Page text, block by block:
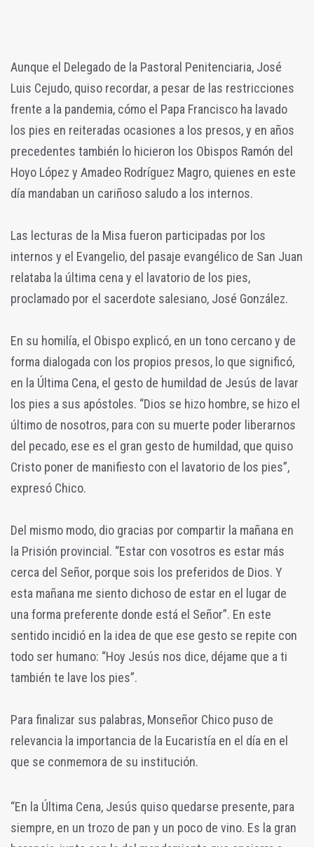
Aunque el Delegado de la Pastoral Penitenciaria, José
Luis Cejudo, quiso recordar, a pesar de las restricciones
frente a la pandemia, cómo el Papa Francisco ha lavado
los pies en reiteradas ocasiones a los presos, y en años
precedentes también lo hicieron los Obispos Ramón del
Hoyo López y Amadeo Rodríguez Magro, quienes en este
día mandaban un cariñoso saludo a los internos.
Las lecturas de la Misa fueron participadas por los
internos y el Evangelio, del pasaje evangélico de San Juan
relataba la última cena y el lavatorio de los pies,
proclamado por el sacerdote salesiano, José González.
En su homilía, el Obispo explicó, en un tono cercano y de
forma dialogada con los propios presos, lo que significó,
en la Última Cena, el gesto de humildad de Jesús de lavar
los pies a sus apóstoles. “Dios se hizo hombre, se hizo el
último de nosotros, para con su muerte poder liberarnos
del pecado, ese es el gran gesto de humildad, que quiso
Cristo poner de manifiesto con el lavatorio de los pies”,
expresó Chico.
Del mismo modo, dio gracias por compartir la mañana en
la Prisión provincial. “Estar con vosotros es estar más
cerca del Señor, porque sois los preferidos de Dios. Y
esta mañana me siento dichoso de estar en el lugar de
una forma preferente donde está el Señor”. En este
sentido incidió en la idea de que ese gesto se repite con
todo ser humano: “Hoy Jesús nos dice, déjame que a ti
también te lave los pies”.
Para finalizar sus palabras, Monseñor Chico puso de
relevancia la importancia de la Eucaristía en el día en el
que se conmemora de su institución.
“En la Última Cena, Jesús quiso quedarse presente, para
siempre, en un trozo de pan y un poco de vino. Es la gran